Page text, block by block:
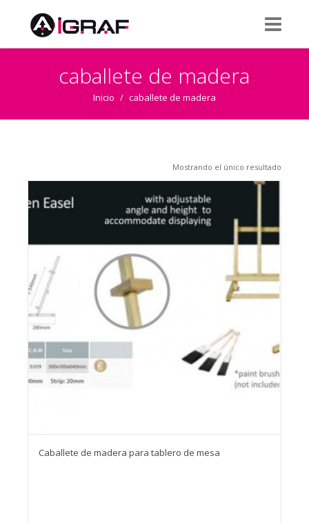
caballete de madera
Inicio / caballete de madera
Mostrando el único resultado
Caballete de madera para tablero de mesa